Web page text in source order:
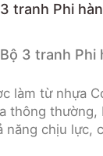
tranh Phi
3 tranh
làm từ nhựa
thông thường,
năng chịu lực,